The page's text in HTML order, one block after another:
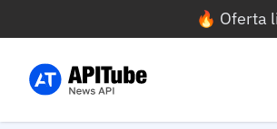
🔥 Oferta